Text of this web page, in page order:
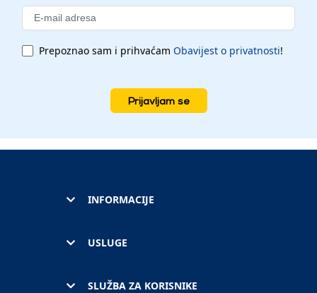
Prepoznao sam i prihvaćam Obavijest o privatnosti!
Prijavljam se
INFORMACIJE
USLUGE
SLUŽBA ZA KORISNIKE